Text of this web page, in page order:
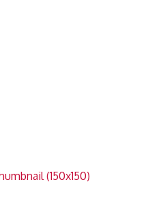
(150x150)